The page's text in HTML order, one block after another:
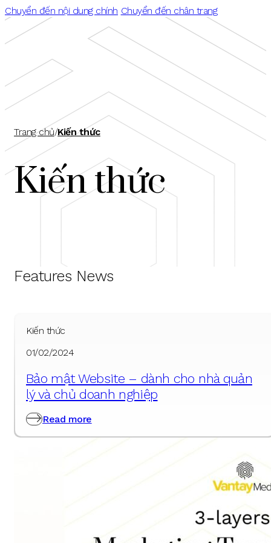
Chuyển đến nội dung chính Chuyển đến chân trang
Trang chủ/Kiến thức
Kiến thức
Features News
Kiến thức
01/02/2024
Bảo mật Website – dành cho nhà quản
lý và chủ doanh nghiệp
Read more